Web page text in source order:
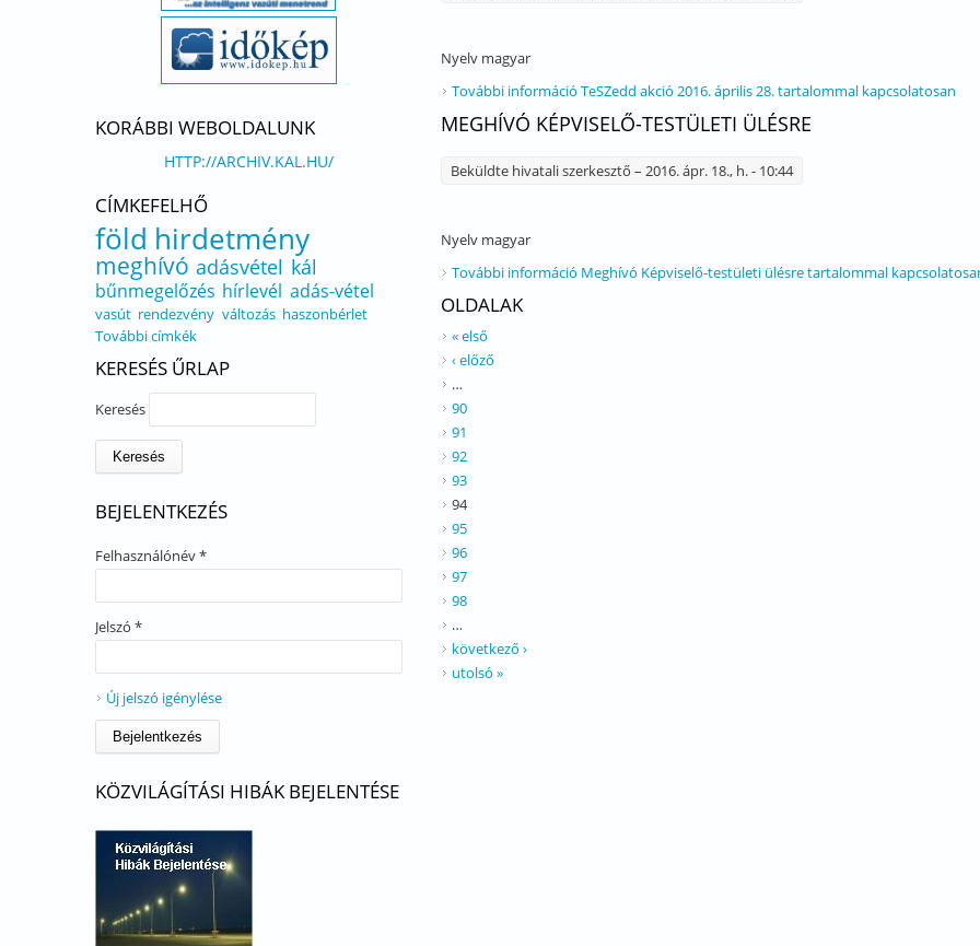
Nyelv magyar
További információ TeSZedd akció 2016. április 28. tartalommal kapcsolatosan
MEGHÍVÓ KÉPVISELŐ-TESTÜLETI ÜLÉSRE
Beküldte hivatali szerkesztő – 2016. ápr. 18., h. - 10:44
Nyelv magyar
További információ Meghívó Képviselő-testületi ülésre tartalommal
OLDALAK
« első
‹ előző
…
90
91
92
93
94
95
96
97
98
…
következő ›
utolsó »
KORÁBBI WEBOLDALUNK
HTTP://ARCHIV.KAL.HU/
CÍMKEFELHŐ
föld hirdetmény
meghívó adásvétel kál
bűnmegelőzés hírlevél adás-vétel
vasút rendezvény változás haszonbérlet
További címkék
KERESÉS ŰRLAP
Keresés
BEJELENTKEZÉS
Felhasználónév*
Jelszó *
Új jelszó igénylése
KÖZVILÁGÍTÁSI HIBÁK BEJELENTÉSE